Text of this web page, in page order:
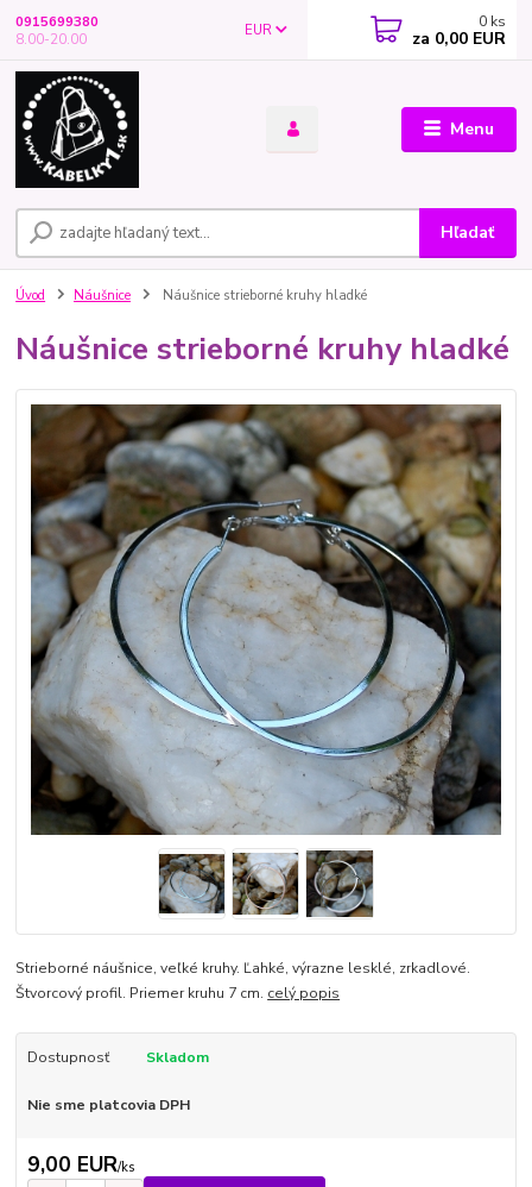
Menu
EUR
Hľadať
0915699380
8.00-20.00
0 ks
za 0,00 EUR
Úvod Náušnice Náušnice strieborné kruhy hladké
Náušnice strieborné kruhy hladké
Strieborné náušnice, veľké kruhy. Ľahké, výrazne lesklé, zrkadlové.
Štvorcový profil. Priemer kruhu 7 cm. celý popis
Dostupnosť Skladom
Nie sme platcovia DPH
9,00 EUR/ks